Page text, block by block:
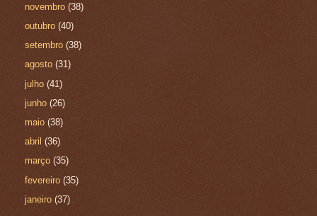
novembro(38)
outubro(40)
setembro(38)
agosto(31)
julho(41)
junho(26)
maio(38)
abril(36)
março(35)
fevereiro(35)
janeiro(37)